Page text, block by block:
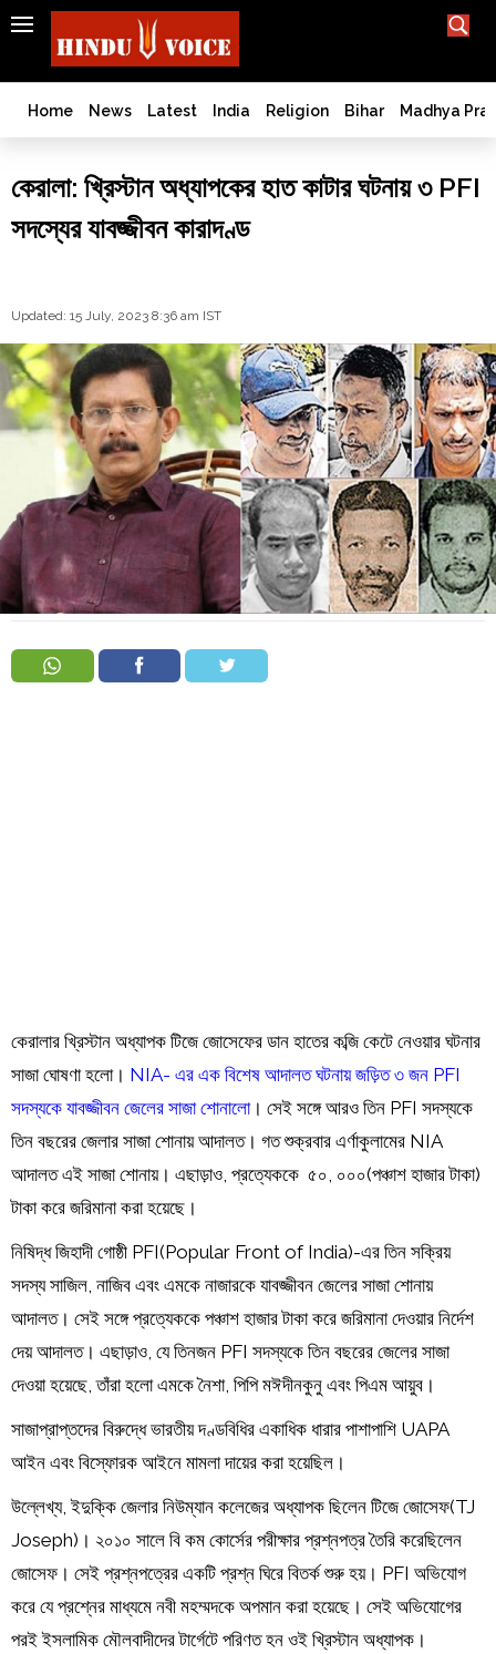
SEARCH
India
Bangladesh
West
World
History
Ghar
Wapsi
Politics
Order
Hindu
Temples
Home News Latest India Religion Bihar Madhya
কেরালা: খ্রিস্টান অধ্যাপকের হাত কাটার ঘটনায় ৩ PFI
সদস্যের যাবজ্জীবন কারাদণ্ড
Updated: 15 July, 2023 8:36 am IST
কেরালার খ্রিস্টান অধ্যাপক টিজে জোসেফের ডান হাতের কব্জি কেটে নেওয়ার ঘটনার
সাজা ঘোষণা হলো। NIA- এর এক বিশেষ আদালত ঘটনায় জড়িত ৩ জন PFI
সদস্যকে যাবজ্জীবন জেলের সাজা শোনালো। সেই সঙ্গে আরও তিন PFI সদস্যকে
তিন বছরের জেলার সাজা শোনায় আদালত। গত শুক্রবার এর্ণাকুলামের NIA
আদালত এই সাজা শোনায়। এছাড়াও, প্রত্যেককে ₹ ৫০, ০০০(পঞ্চাশ হাজার টাকা)
টাকা করে জরিমানা করা হয়েছে।
নিষিদ্ধ জিহাদী গোষ্ঠী PFI(Popular Front of India)-এর তিন সক্রিয়
সদস্য সাজিল, নাজিব এবং এমকে নাজারকে যাবজ্জীবন জেলের সাজা শোনায়
আদালত। সেই সঙ্গে প্রত্যেককে পঞ্চাশ হাজার টাকা করে জরিমানা দেওয়ার নির্দেশ
দেয় আদালত। এছাড়াও, যে তিনজন PFI সদস্যকে তিন বছরের জেলের সাজা
দেওয়া হয়েছে, তাঁরা হলো এমকে নৈশা, পিপি মঈদীনকুনু এবং পিএম আয়ুব।
সাজাপ্রাপ্তদের বিরুদ্ধে ভারতীয় দণ্ডবিধির একাধিক ধারার পাশাপাশি UAPA
আইন এবং বিস্ফোরক আইনে মামলা দায়ের করা হয়েছিল।
উল্লেখ্য, ইদুক্কি জেলার নিউম্যান কলেজের অধ্যাপক ছিলেন টিজে জোসেফ(TJ
Joseph)। ২০১০ সালে বি কম কোর্সের পরীক্ষার প্রশ্নপত্র তৈরি করেছিলেন
জোসেফ। সেই প্রশ্নপত্রের একটি প্রশ্ন ঘিরে বিতর্ক শুরু হয়। PFI অভিযোগ
করে যে প্রশ্নের মাধ্যমে নবী মহম্মদকে অপমান করা হয়েছে। সেই অভিযোগের
পরই ইসলামিক মৌলবাদীদের টার্গেটে পরিণত হন ওই খ্রিস্টান অধ্যাপক।